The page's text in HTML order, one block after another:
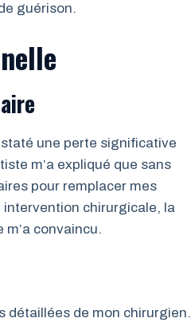
guérison.
une perte significative
m’a expliqué que sans
pour remplacer mes
intervention chirurgicale, la
convaincu.
détaillées de mon chirurgien.